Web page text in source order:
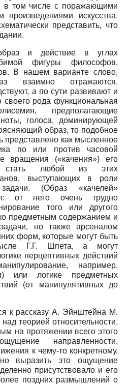
в том числе с поражающими
произведениями искусства.
представить, что
и действие в углах
фигуры философов,
В нашем варианте слово,
взаимно отражаются,
а по сути развивают и
своего рода функциональная
предполагающие
голоса, доминирующей
образ, то подобное
представлено как мысленное
по или против часовой
вращения («качения») его
стать любой из этих
выступающих в роли
(Образ «качелей»
от него очень трудно
того или другого
предметным содержанием и
но также арсеналом
форм, которые могут быть
Г.Г. Шпета, а могут
перцептивных действий
например,
или логике предметных
(от манипулятивных до
к рассказу А. Эйнштейна М.
теорией относительности,
на протяжении всего этого
направленности,
к чему-то конкретному.
выразить это ощущение
присутствовало и его
поздних размышлений о